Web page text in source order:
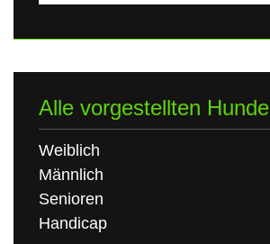
Alle vorgestellten Hunde
Weiblich
Männlich
Senioren
Handicap